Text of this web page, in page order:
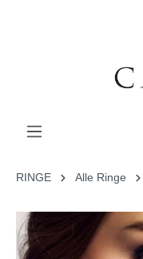
RINGE Alle Ringe